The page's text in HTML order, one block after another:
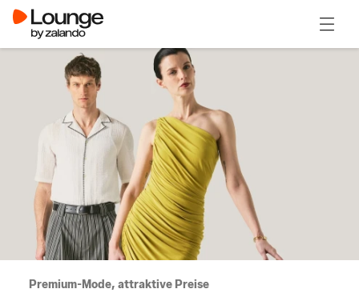
Premium-Mode, attraktive Preise